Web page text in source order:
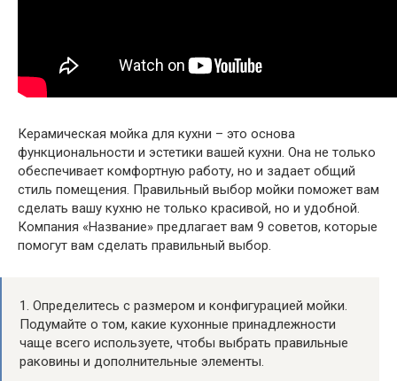
Керамическая мойка для кухни – это основа
функциональности и эстетики вашей кухни. Она не только
обеспечивает комфортную работу, но и задает общий
стиль помещения. Правильный выбор мойки поможет вам
сделать вашу кухню не только красивой, но и удобной.
Компания «Название» предлагает вам 9 советов, которые
помогут вам сделать правильный выбор.
1. Определитесь с размером и конфигурацией мойки.
Подумайте о том, какие кухонные принадлежности
чаще всего используете, чтобы выбрать правильные
раковины и дополнительные элементы.